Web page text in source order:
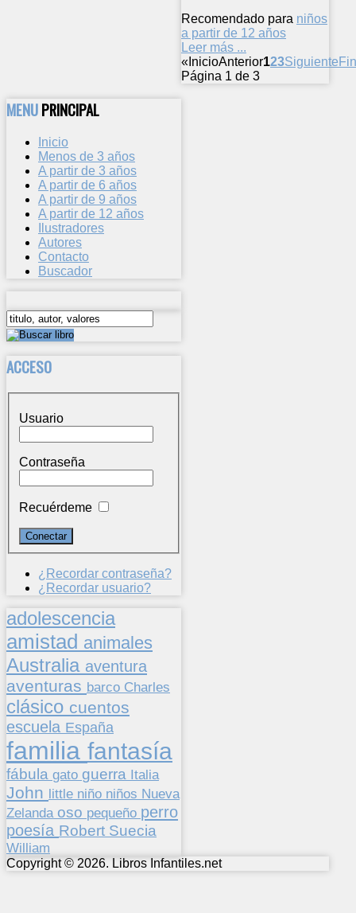
Recomendado para niños
a partir de 12 años
Leer más ...
« InicioAnterior123Siguiente
Página 1 de 3
MENUPRINCIPAL
Inicio
Menos de 3 años
A partir de 3 años
A partir de 6 años
A partir de 9 años
A partir de 12 años
Ilustradores
Autores
Contacto
Buscador
ACCESO
Usuario
Contraseña
Recuérdeme
¿Recordar contraseña?
¿Recordar usuario?
adolescencia
amistad animales
Australia aventura
aventuras barco Charles
clásico cuentos
escuela España
familia fantasía
fábula gato guerra Italia
John little niño niños Nueva
Zelanda oso pequeño perro
poesía Robert Suecia
William
Copyright © 2026. Libros Infantiles.net